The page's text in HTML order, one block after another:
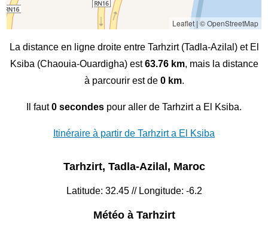
Leaflet| © OpenStreetMap
La distance en ligne droite entre Tarhzirt (Tadla-Azilal) et El
Ksiba (Chaouia-Ouardigha) est63.76 km, mais la distance
à parcourir est de 0 km.
Il faut0 secondes pour aller de Tarhzirt a El Ksiba.
Itinéraire à partir de Tarhzirt a El Ksiba
Tarhzirt, Tadla-Azilal, Maroc
Latitude: 32.45 // Longitude: -6.2
Météo à Tarhzirt